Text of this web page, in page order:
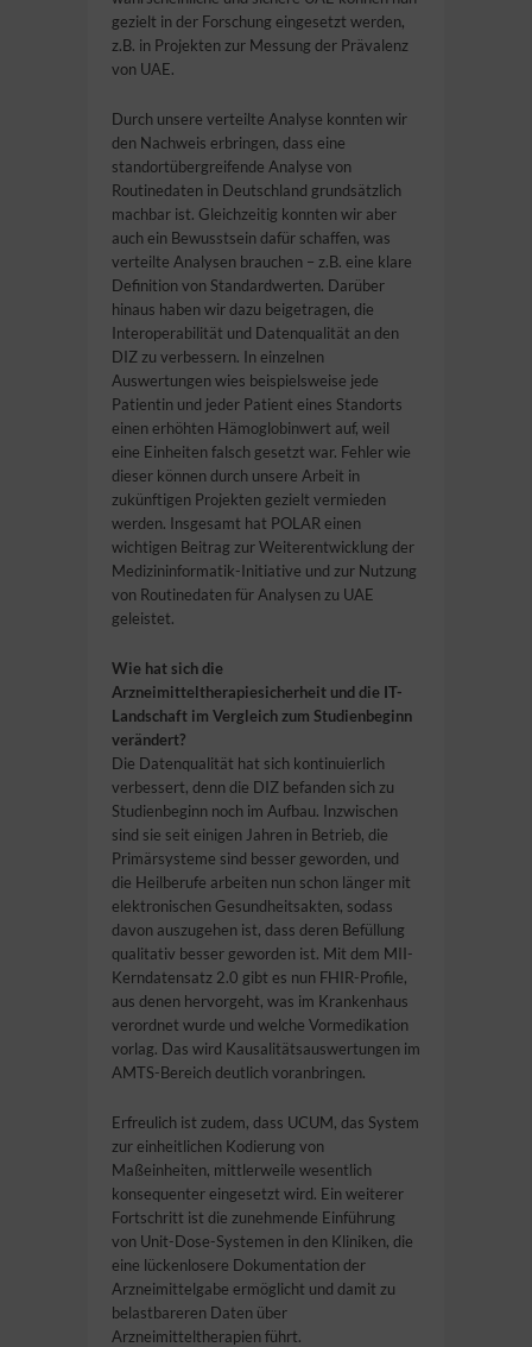
gezielt in der Forschung eingesetzt werden,
z.B. in Projekten zur Messung der Prävalenz
von UAE.
Durch unsere verteilte Analyse konnten wir
den Nachweis erbringen, dass eine
standortübergreifende Analyse von
Routinedaten in Deutschland grundsätzlich
machbar ist. Gleichzeitig konnten wir aber
auch ein Bewusstsein dafür schaffen, was
verteilte Analysen brauchen – z.B. eine klare
Definition von Standardwerten. Darüber
hinaus haben wir dazu beigetragen, die
Interoperabilität und Datenqualität an den
DIZ zu verbessern. In einzelnen
Auswertungen wies beispielsweise jede
Patientin und jeder Patient eines Standorts
einen erhöhten Hämoglobinwert auf, weil
eine Einheiten falsch gesetzt war. Fehler wie
dieser können durch unsere Arbeit in
zukünftigen Projekten gezielt vermieden
werden. Insgesamt hat POLAR einen
wichtigen Beitrag zur Weiterentwicklung der
Medizininformatik-Initiative und zur Nutzung
von Routinedaten für Analysen zu UAE
geleistet.
Wie hat sich die
Arzneimitteltherapiesicherheit und die IT-
Landschaft im Vergleich zum Studienbeginn
verändert?
Die Datenqualität hat sich kontinuierlich
verbessert, denn die DIZ befanden sich zu
Studienbeginn noch im Aufbau. Inzwischen
sind sie seit einigen Jahren in Betrieb, die
Primärsysteme sind besser geworden, und
die Heilberufe arbeiten nun schon länger mit
elektronischen Gesundheitsakten, sodass
davon auszugehen ist, dass deren Befüllung
qualitativ besser geworden ist. Mit dem MII-
Kerndatensatz 2.0 gibt es nun FHIR-Profile,
aus denen hervorgeht, was im Krankenhaus
verordnet wurde und welche Vormedikation
vorlag. Das wird Kausalitätsauswertungen im
AMTS-Bereich deutlich voranbringen.
Erfreulich ist zudem, dass UCUM, das System
zur einheitlichen Kodierung von
Maßeinheiten, mittlerweile wesentlich
konsequenter eingesetzt wird. Ein weiterer
Fortschritt ist die zunehmende Einführung
von Unit-Dose-Systemen in den Kliniken, die
eine lückenlosere Dokumentation der
Arzneimittelgabe ermöglicht und damit zu
belastbareren Daten über
Arzneimitteltherapien führt.